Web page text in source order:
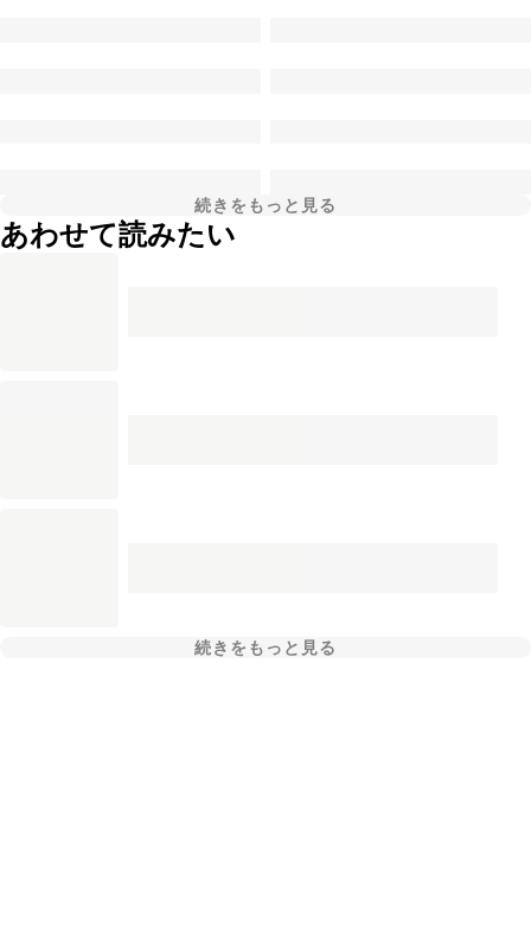
続きをもっと見る
あわせて読みたい
続きをもっと見る